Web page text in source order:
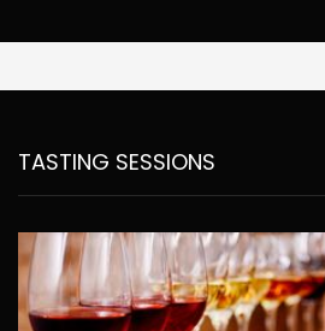
TASTING SESSIONS